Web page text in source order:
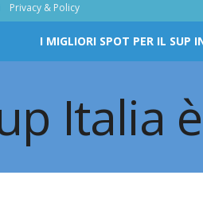
Privacy & Policy
I MIGLIORI SPOT PER IL SUP